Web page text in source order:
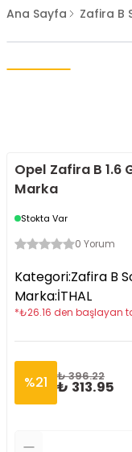
Ana Sayfa Zafira B
Opel Zafira B 1.6
Marka
Stokta Var
0 Yorum
Kategori:Zafira B
Marka:İTHAL
*₺26.16 den başlayan
%21 ₺ 396.22
₺ 313.95